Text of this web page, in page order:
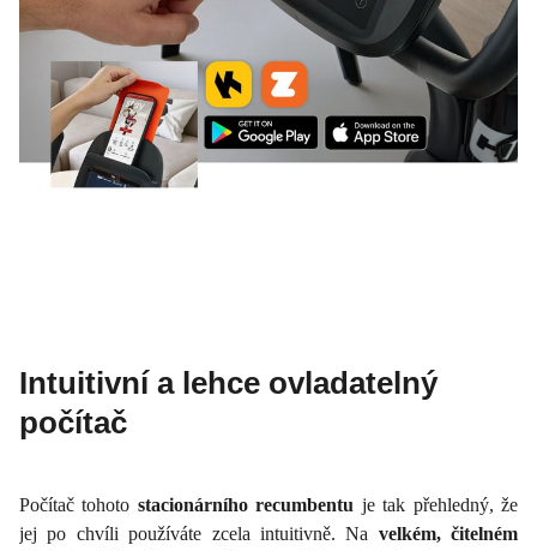
Intuitivní a lehce ovladatelný
počítač
Počítač tohoto stacionárního recumbentu je tak přehledný, že
jej po chvíli používáte zcela intuitivně. Na velkém, čitelném